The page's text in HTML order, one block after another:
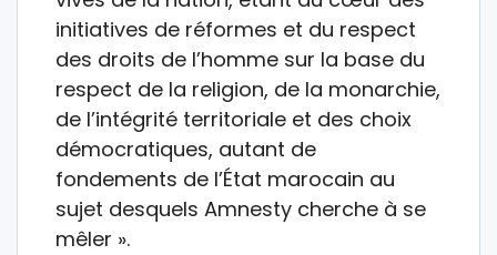
initiatives de réformes et du respect
des droits de l’homme sur la base du
respect de la religion, de la monarchie,
de l’intégrité territoriale et des choix
démocratiques, autant de
fondements de l’État marocain au
sujet desquels Amnesty cherche à se
mêler ».